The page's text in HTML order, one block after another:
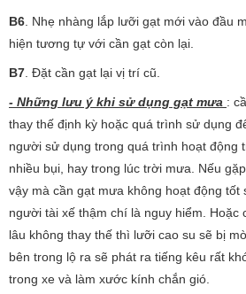
B6 . Nhẹ nhàng lắp lưỡi gạt mới vào đầu
hiện tương tự với cần gạt còn lại.
B7 . Đặt cần gạt lại vị trí cũ.
- Những lưu ý khi sử dụng gạt mưa :
thay thế định kỳ hoặc quá trình sử dụng
người sử dụng trong quá trình hoạt động
nhiều bụi, hay trong lúc trời mưa. Nếu
vậy mà cần gạt mưa không hoạt động tốt
người tài xế thậm chí là nguy hiểm. Hoặc
lâu không thay thế thì lưỡi cao su sẽ bị
bên trong lộ ra sẽ phát ra tiếng kêu rất
trong xe và làm xước kính chắn gió.